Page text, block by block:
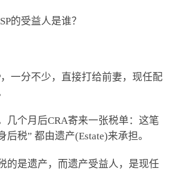
的受益人是谁？
一分不少，直接打给前妻，现任配
几个月后CRA寄来一张税单：这笔
后税” 都由遗产(Estate)来承担。
的是遗产，而遗产受益人，是现任